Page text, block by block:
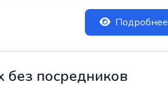
Подробнее
без посредников